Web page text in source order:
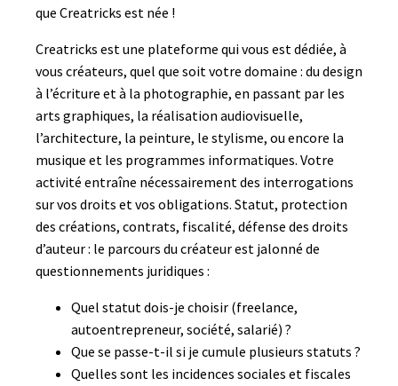
que Creatricks est née !
Creatricks est une plateforme qui vous est dédiée, à
vous créateurs, quel que soit votre domaine : du design
à l’écriture et à la photographie, en passant par les
arts graphiques, la réalisation audiovisuelle,
l’architecture, la peinture, le stylisme, ou encore la
musique et les programmes informatiques. Votre
activité entraîne nécessairement des interrogations
sur vos droits et vos obligations. Statut, protection
des créations, contrats, fiscalité, défense des droits
d’auteur : le parcours du créateur est jalonné de
questionnements juridiques :
Quel statut dois-je choisir (freelance,
autoentrepreneur, société, salarié) ?
Que se passe-t-il si je cumule plusieurs statuts ?
Quelles sont les incidences sociales et fiscales